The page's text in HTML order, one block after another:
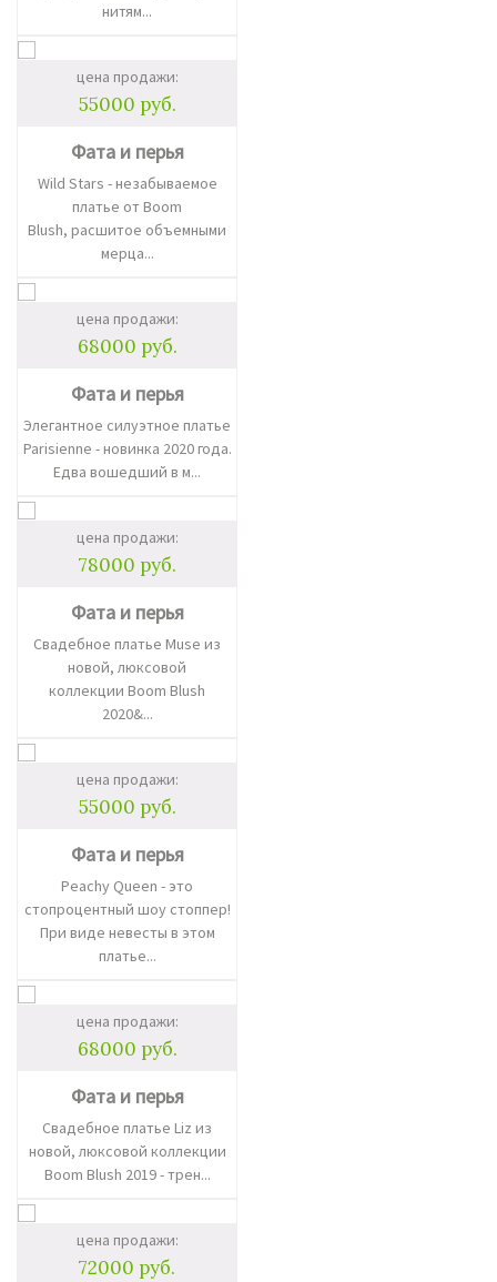
нитям...
цена продажи:
55000 руб.
Фата и перья
Wild Stars - незабываемое
платье от Boom
Blush, расшитое объемными
мерца...
цена продажи:
68000 руб.
Фата и перья
Элегантное силуэтное платье
Parisienne - новинка 2020 года.
Едва вошедший в м...
цена продажи:
78000 руб.
Фата и перья
Свадебное платье Muse из
новой, люксовой
коллекции Boom Blush
2020&...
цена продажи:
55000 руб.
Фата и перья
Peachy Queen - это
стопроцентный шоу стоппер!
При виде невесты в этом
платье...
цена продажи:
68000 руб.
Фата и перья
Свадебное платье Liz из
новой, люксовой коллекции
Boom Blush 2019 - трен...
цена продажи:
72000 руб.